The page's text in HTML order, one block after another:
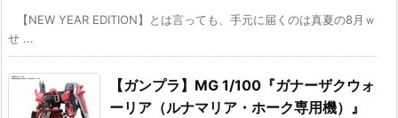
【NEW YEAR EDITION】とは言っても、手元に届くのは真夏の8月ｗ
せ ...
【ガンプラ】MG 1/100『ガナーザクウォ
ーリア（ルナマリア・ホーク専用機）』